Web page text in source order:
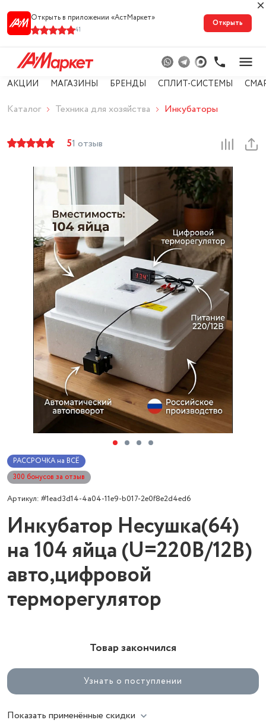
Открыть в приложении «АстМарке‪т‬»
41
Открыть
АКЦИИ МАГАЗИНЫ БРЕНДЫ СПЛИТ-СИСТЕМЫ
Каталог Техника для хозяйства Инкубаторы
51 отзыв
РАССРОЧКА на ВСЁ
300 бонусов за отзыв
Артикул: #1ead3d14-4a04-11e9-b017-2e0f8e2d4ed6
Инкубатор Несушка(64)
на 104 яйца (U=220В/12B)
авто,цифровой
терморегулятор
Товар закончился
Узнать о поступлении
Показать применённые скидки